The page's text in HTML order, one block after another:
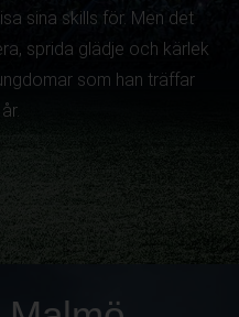
sina skills för. Men det
sprida glädje och kärlek
som han träffar